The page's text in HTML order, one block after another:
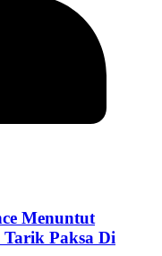
Menuntut
Paksa Di